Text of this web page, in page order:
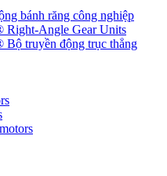
bánh răng công nghiệp
Angle Gear Units
truyền động trục thẳng